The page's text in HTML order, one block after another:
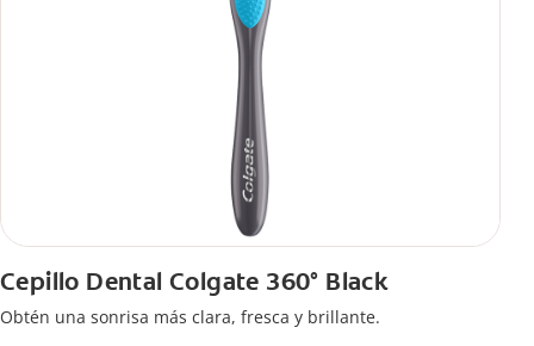
Cepillo Dental Colgate 360° Black
Obtén una sonrisa más clara, fresca y brillante.